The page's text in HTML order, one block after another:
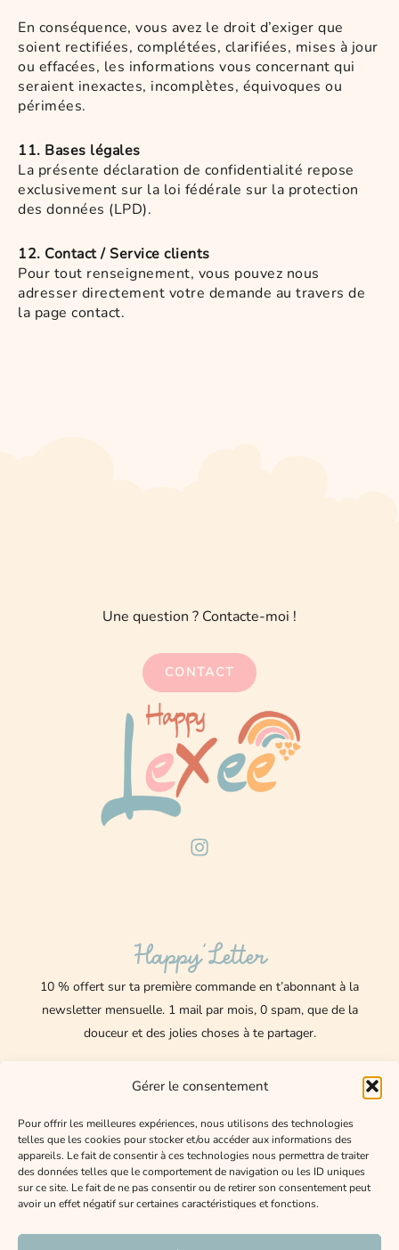
Gérer le consentement
Pour offrir les meilleures expériences, nous utilisons des technologies
telles que les cookies pour stocker et/ou accéder aux informations des
appareils. Le fait de consentir à ces technologies nous permettra de traiter
des données telles que le comportement de navigation ou les ID uniques
sur ce site. Le fait de ne pas consentir ou de retirer son consentement peut
avoir un effet négatif sur certaines caractéristiques et fonctions.
En conséquence, vous avez le droit d’exiger que
soient rectifiées, complétées, clarifiées, mises à jour
ou effacées, les informations vous concernant qui
seraient inexactes, incomplètes, équivoques ou
périmées.
11. Bases légales
La présente déclaration de confidentialité repose
exclusivement sur la loi fédérale sur la protection
des données (LPD).
12. Contact / Service clients
Pour tout renseignement, vous pouvez nous
adresser directement votre demande au travers de
la page contact.
Une question ? Contacte-moi !
CONTACT
I
n
r
a
m
Happy’Letter
10 % offert sur ta première commande en t’abonnant à la
newsletter mensuelle. 1 mail par mois, 0 spam, que de la
douceur et des jolies choses à te partager.
E-
mail
J'accepte de recevoir les mails de Happy Lexee